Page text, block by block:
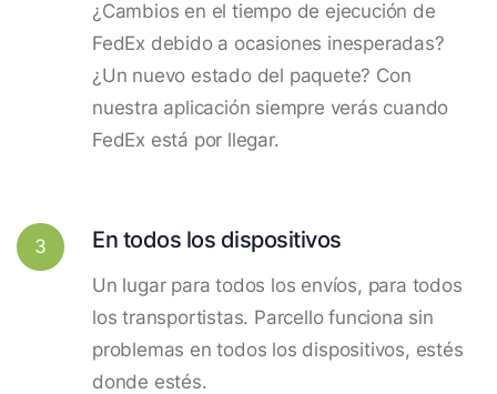
¿Cambios en el tiempo de ejecución de
FedEx debido a ocasiones inesperadas?
¿Un nuevo estado del paquete? Con
nuestra aplicación siempre verás cuando
FedEx está por llegar.
3 En todos los dispositivos
Un lugar para todos los envíos, para todos
los transportistas. Parcello funciona sin
problemas en todos los dispositivos, estés
donde estés.